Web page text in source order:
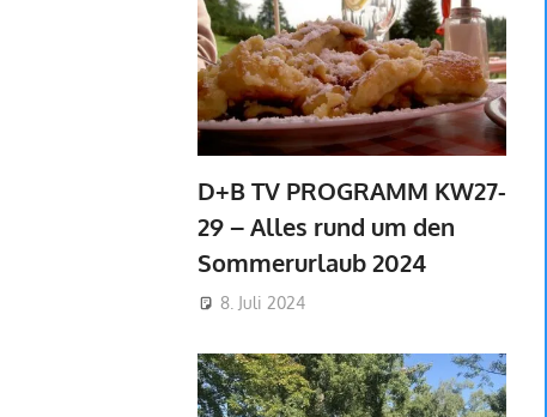
D+B TV PROGRAMM KW27-
29 – Alles rund um den
Sommerurlaub 2024
8. Juli 2024